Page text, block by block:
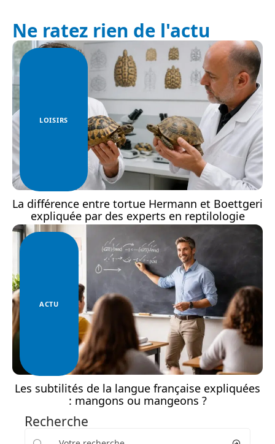
Ne ratez rien de l'actu
LOISIRS
La différence entre tortue Hermann et Boettgeri
expliquée par des experts en reptilologie
ACTU
Les subtilités de la langue française expliquées
: mangons ou mangeons ?
Recherche